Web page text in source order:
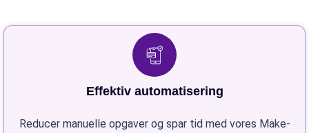
Effektiv automatisering
Reducer manuelle opgaver og spar tid med vores Make-